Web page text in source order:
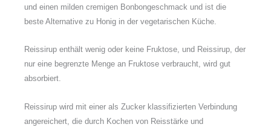
und einen milden cremigen Bonbongeschmack und ist die
beste Alternative zu Honig in der vegetarischen Küche.
Reissirup enthält wenig oder keine Fruktose, und Reissirup, der
nur eine begrenzte Menge an Fruktose verbraucht, wird gut
absorbiert.
Reissirup wird mit einer als Zucker klassifizierten Verbindung
angereichert, die durch Kochen von Reisstärke und